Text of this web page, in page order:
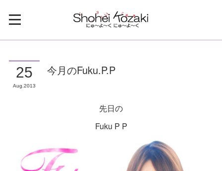
25
Aug 2013
今月のFuku.P.P
先日の
Fuku P P